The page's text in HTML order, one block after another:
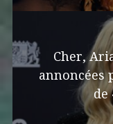
Cher,
annoncées
de